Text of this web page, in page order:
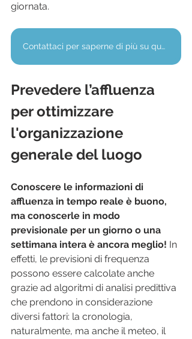
giornata.
Contattaci per saperne di più su questo argomento
Prevedere l’affluenza
per ottimizzare
l'organizzazione
generale del luogo
Conoscere le informazioni di
affluenza in tempo reale è buono,
ma conoscerle in modo
previsionale per un giorno o una
settimana intera è ancora meglio! In
effetti, le previsioni di frequenza
possono essere calcolate anche
grazie ad algoritmi di analisi predittiva
che prendono in considerazione
diversi fattori: la cronologia,
naturalmente, ma anche il meteo, il